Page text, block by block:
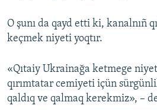
O şunı da qayd etti ki, kanalnıñ
keçmek niyeti yoqtır.
«Qıtaiy Ukrainağa ketmege
qırımtatar cemiyeti içün
qaldıq ve qalmaq kerekmiz», –